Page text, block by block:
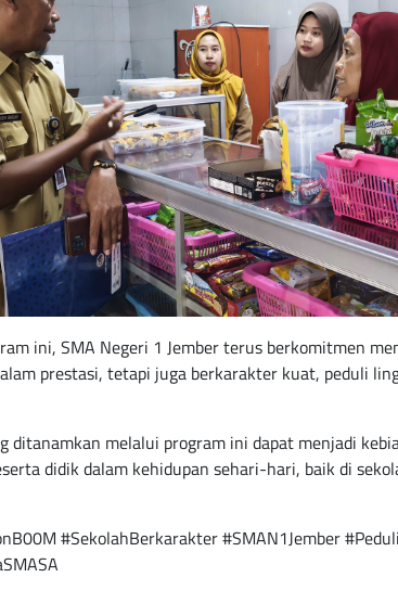
ini, SMA Negeri 1 Jember terus berkomitmen
prestasi, tetapi juga berkarakter kuat, peduli
ditanamkan melalui program ini dapat menjadi
didik dalam kehidupan sehari-hari, baik di
#SekolahBerkarakter #SMAN1Jember